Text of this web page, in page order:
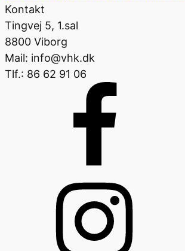
Kontakt
Tingvej 5, 1.sal
8800 Viborg
Mail: info@vhk.dk
Tlf.: 86 62 91 06